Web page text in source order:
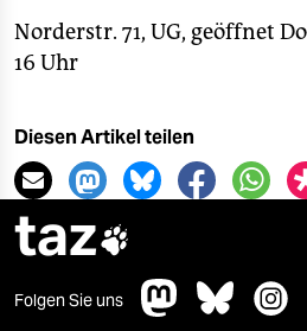
Norderstr. 71, UG, geöffnet
16 Uhr
Diesen Artikel teilen
taz
Folgen Sie uns